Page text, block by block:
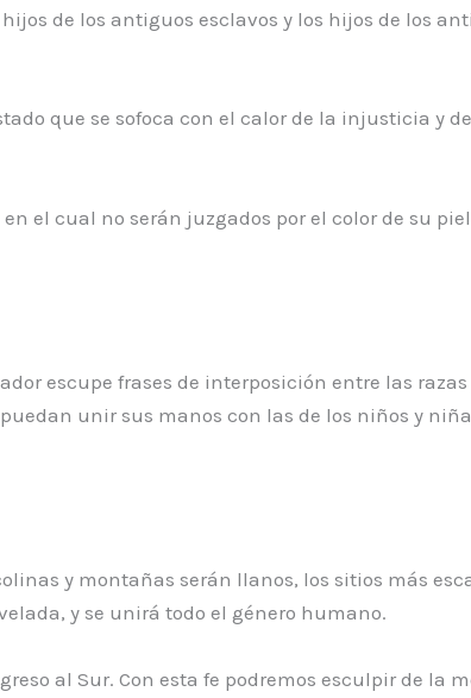
de los antiguos esclavos y los hijos de los
que se sofoca con el calor de la injusticia y
el cual no serán juzgados por el color de su
escupe frases de interposición entre las
unir sus manos con las de los niños y
y montañas serán llanos, los sitios más
y se unirá todo el género humano.
al Sur. Con esta fe podremos esculpir de la